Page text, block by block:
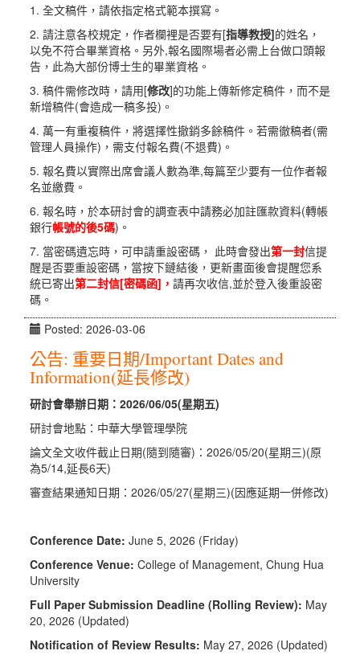
1. 全文稿件，請依指定格式範本撰寫。
2. 請注意各校規定，作者欄裡是否要有[指導教授]的姓名，
以免不符合畢業資格。另外,報名國際場者必需上台做口頭報
告，此為大部份博士生的畢業資格。
3. 稿件需修改時，請用[修改]的功能上傳新修定稿件，而不是
新增稿件(會造成一稿多投)。
4. 萬一有重複稿件，將選擇性撤銷多餘稿件。若需徹稿者(需
管理人員操作)，需支付報名費(不退費)。
5. 報名費以實際出席會議人數為準,每篇至少要有一位作者報
名並繳費。
6. 報名時，於本研討會的調查表中請務必加註匯款資料(轉帳
銀行帳號的後5碼)。
7. 當密碼遺忘時，可申請重設密碼， 此時會發出第一封信提
醒是否要重設密碼，當按下鏈結後，更新畫面後會提醒您系
統已寄出第二封信[密碼函]， 請再次收信,並於登入後重設密
碼。
Posted: 2026-03-06
公告: 重要日期/Important Dates and
Information(延長修改)
研討會舉辦日期： 2026/06/05(星期五)
研討會地點：中華大學管理學院
論文全文收件截止日期(隨到隨審)：2026/05/20(星期三)(原
為5/14,延長6天)
審查結果通知日期：2026/05/27(星期三)(因應延期一併修改)
Conference Date: June 5, 2026 (Friday)
Conference Venue: College of Management, Chung Hua
University
Full Paper Submission Deadline (Rolling Review): May
20, 2026 (Updated)
Notification of Review Results: May 27, 2026 (Updated)